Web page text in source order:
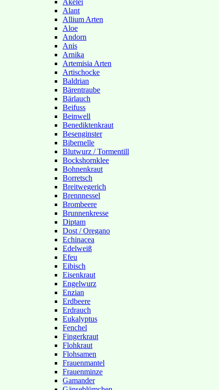
Akelei
Alant
Allium Arten
Aloe
Andorn
Anis
Arnika
Artemisia Arten
Artischocke
Baldrian
Bärentraube
Bärlauch
Beifuss
Beinwell
Benediktenkraut
Besenginster
Bibernelle
Blutwurz / Tormentill
Bockshornklee
Bohnenkraut
Borretsch
Breitwegerich
Brennnessel
Brombeere
Brunnenkresse
Diptam
Dost / Oregano
Echinacea
Edelweiß
Efeu
Eibisch
Eisenkraut
Engelwurz
Enzian
Erdbeere
Erdrauch
Eukalyptus
Fenchel
Fingerkraut
Flohkraut
Flohsamen
Frauenmantel
Frauenminze
Gamander